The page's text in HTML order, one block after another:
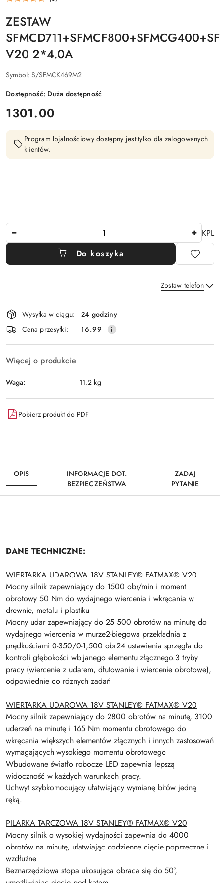
ZESTAW
V20 2*4.0A
Symbol: S/SFMCK469M2
Dostępność: Duża dostępność
cena:
1301.00
Program lojalnościowy dostępny jest tylko dla zalogowanych
klientów.
KPL
Do koszyka
Zostaw telefon
Wyślij
Dostępność
i
dostawa
Wysyłka w ciągu:
24 godziny
Cena przesyłki:
16.99
Więcej o produkcie
Waga: 11.2 kg
Pobierz produkt do PDF
OPIS
INFORMACJE DOT.
BEZPIECZEŃSTWA
ZADAJ
PYTANIE
DANE TECHNICZNE:
WIERTARKA UDAROWA 18V STANLEY® FATMAX® V20
Mocny silnik zapewniający do 1500 obr/min i moment
obrotowy 50 Nm do wydajnego wiercenia i wkręcania w
drewnie, metalu i plastiku
Mocny udar zapewniający do 25 500 obrotów na minutę do
wydajnego wiercenia w murze2-biegowa przekładnia z
prędkościami 0-350/0-1,500 obr24 ustawienia sprzęgła do
kontroli głębokości wbijanego elementu złącznego.3 tryby
pracy (wiercenie z udarem, dłutowanie i wiercenie obrotowe),
odpowiednie do różnych zadań
WIERTARKA UDAROWA 18V STANLEY® FATMAX® V20
Mocny silnik zapewniający do 2800 obrotów na minutę, 3100
uderzeń na minutę i 165 Nm momentu obrotowego do
wkręcania większych elementów złącznych i innych zastosowań
wymagających wysokiego momentu obrotowego
Wbudowane światło robocze LED zapewnia lepszą
widoczność w każdych warunkach pracy.
Uchwyt szybkomocujący ułatwiający wymianę bitów jedną
ręką.
PILARKA TARCZOWA 18V STANLEY® FATMAX® V20
Mocny silnik o wysokiej wydajności zapewnia do 4000
obrotów na minutę, ułatwiając codzienne cięcie poprzeczne i
wzdłużne
Beznarzędziowa stopa ukosująca obraca się do 50°,